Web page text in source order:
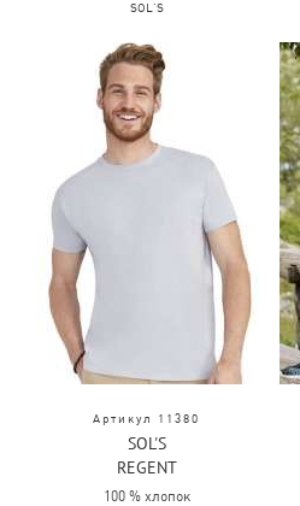
SOL'S
Артикул 11380
SOL'S
REGENT
100 % хлопок